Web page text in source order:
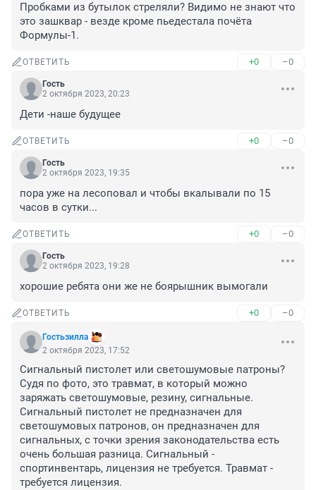
Пробками из бутылок стреляли? Видимо не знают что
это зашквар - везде кроме пьедестала почёта
Формулы-1.
ОТВЕТИТЬ +0 –0
Гость
2 октября 2023, 20:23
Дети -наше будущее
ОТВЕТИТЬ +0 –0
Гость
2 октября 2023, 19:35
пора уже на лесоповал и чтобы вкалывали по 15
часов в сутки...
ОТВЕТИТЬ +0 –0
Гость
2 октября 2023, 19:28
хорошие ребята они же не боярышник вымогали
ОТВЕТИТЬ +0 –0
Гостьзилла
2 октября 2023, 17:52
Сигнальный пистолет или светошумовые патроны?
Судя по фото, это травмат, в который можно
заряжать светошумовые, резину, сигнальные.
Сигнальный пистолет не предназначен для
светошумовых патронов, он предназначен для
сигнальных, с точки зрения законодательства есть
очень большая разница. Сигнальный -
спортинвентарь, лицензия не требуется. Травмат -
требуется лицензия.